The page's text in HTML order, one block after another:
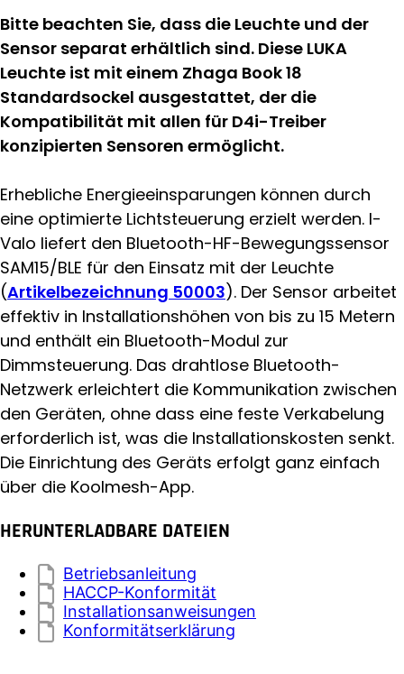
Bitte beachten Sie, dass die Leuchte und der
Sensor separat erhältlich sind. Diese LUKA
Leuchte ist mit einem Zhaga Book 18
Standardsockel ausgestattet, der die
Kompatibilität mit allen für D4i-Treiber
konzipierten Sensoren ermöglicht.
Erhebliche Energieeinsparungen können durch
eine optimierte Lichtsteuerung erzielt werden. I-
Valo liefert den Bluetooth-HF-Bewegungssensor
SAM15/BLE für den Einsatz mit der Leuchte
(Artikelbezeichnung 50003). Der Sensor arbeitet
effektiv in Installationshöhen von bis zu 15 Metern
und enthält ein Bluetooth-Modul zur
Dimmsteuerung. Das drahtlose Bluetooth-
Netzwerk erleichtert die Kommunikation zwischen
den Geräten, ohne dass eine feste Verkabelung
erforderlich ist, was die Installationskosten senkt.
Die Einrichtung des Geräts erfolgt ganz einfach
über die Koolmesh-App.
HERUNTERLADBARE DATEIEN
Betriebsanleitung
HACCP-Konformität
Installationsanweisungen
Konformitätserklärung